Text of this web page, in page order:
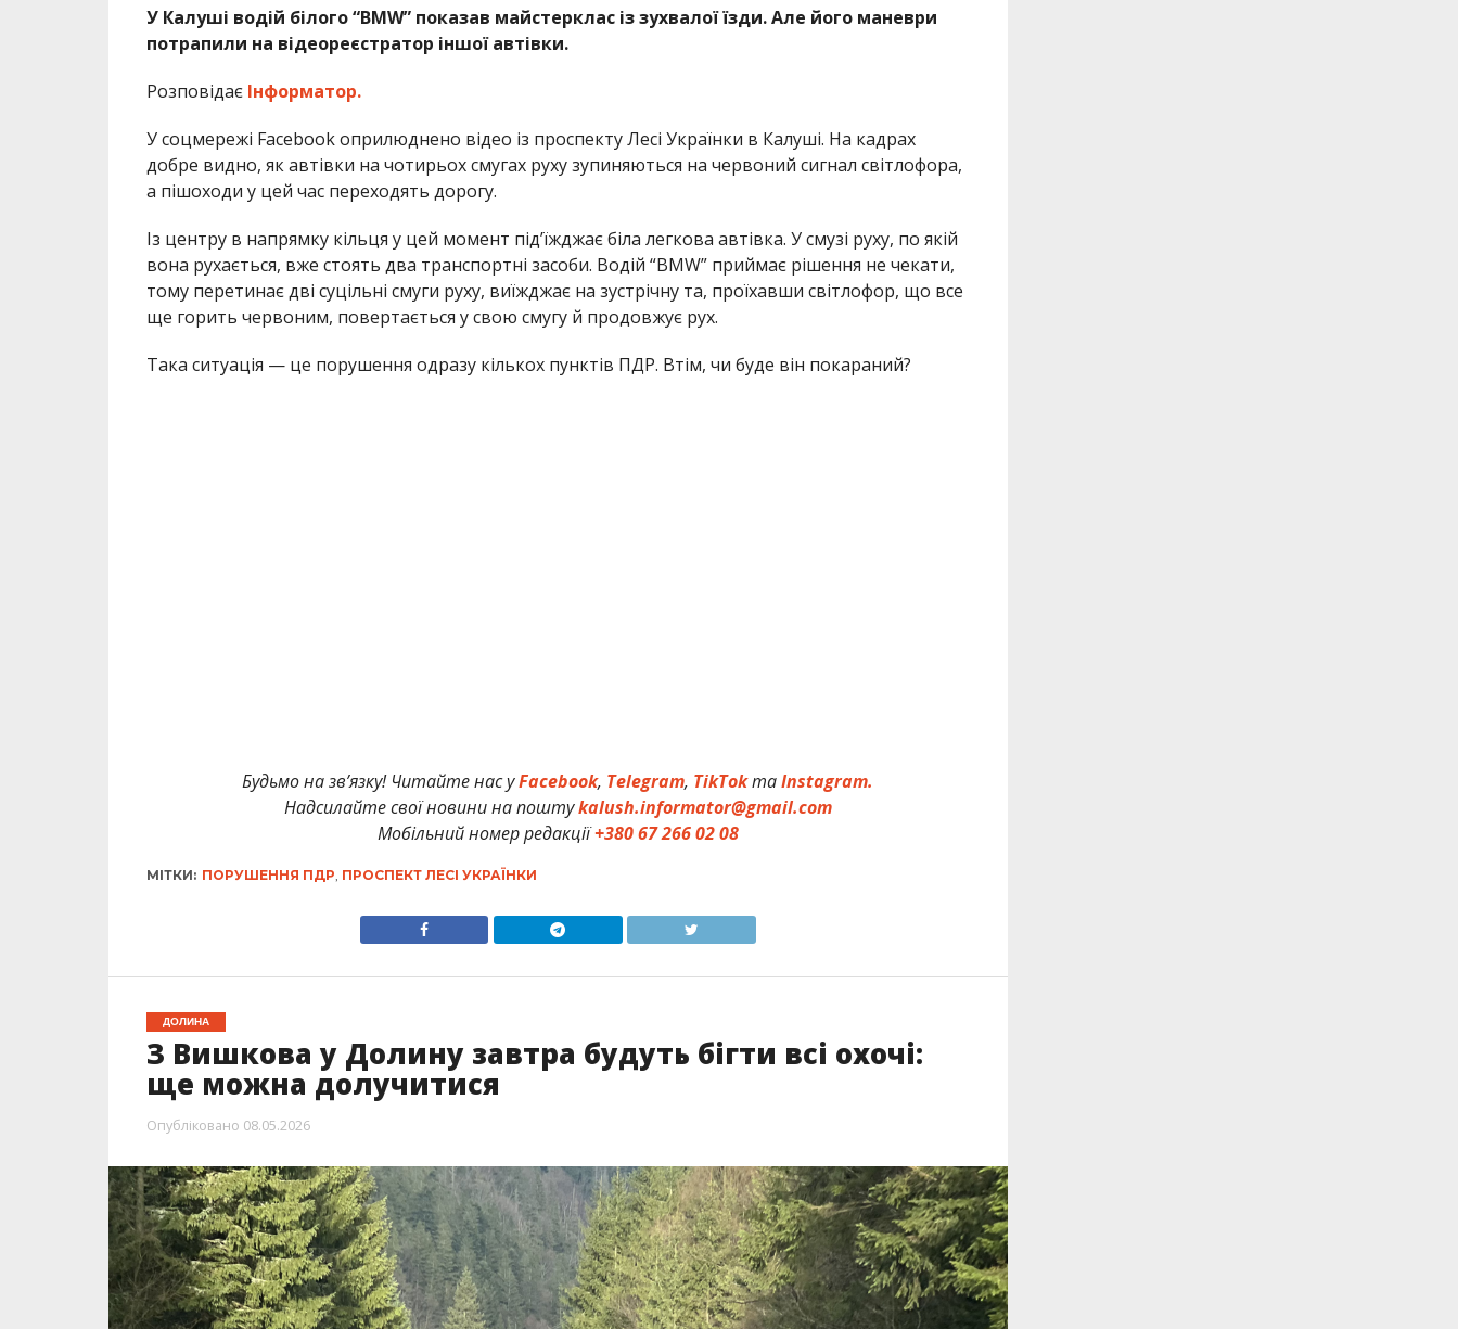
У Калуші водій білого “BMW” показав майстерклас із зухвалої їзди. Але його маневри
потрапили на відеореєстратор іншої автівки.
Розповідає Інформатор.
У соцмережі Facebook оприлюднено відео із проспекту Лесі Українки в Калуші. На кадрах
добре видно, як автівки на чотирьох смугах руху зупиняються на червоний сигнал світлофора,
а пішоходи у цей час переходять дорогу.
Із центру в напрямку кільця у цей момент під’їжджає біла легкова автівка. У смузі руху, по якій
вона рухається, вже стоять два транспортні засоби. Водій “BMW” приймає рішення не чекати,
тому перетинає дві суцільні смуги руху, виїжджає на зустрічну та, проїхавши світлофор, що все
ще горить червоним, повертається у свою смугу й продовжує рух.
Така ситуація — це порушення одразу кількох пунктів ПДР. Втім, чи буде він покараний?
Будьмо на зв’язку! Читайте нас уFacebook, Telegram, TikTokтаInstagram.
Надсилайте свої новини на поштуkalush.informator@gmail.com
Мобільний номер редакції+380 67 266 02 08
МІТКИ: ПОРУШЕННЯ ПДР, ПРОСПЕКТ ЛЕСІ УКРАЇНКИ
ДОЛИНА
З Вишкова у Долину завтра будуть бігти всі охочі:
ще можна долучитися
Опубліковано 08.05.2026